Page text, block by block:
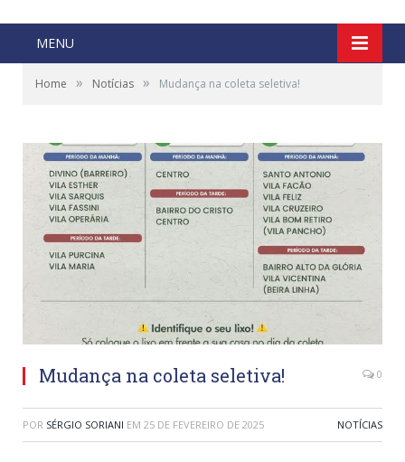
MENU
Home » Notícias » Mudança na coleta seletiva!
Mudança na coleta seletiva! 0
POR SÉRGIO SORIANI EM 25 DE FEVEREIRO DE 2025 NOTÍCIAS